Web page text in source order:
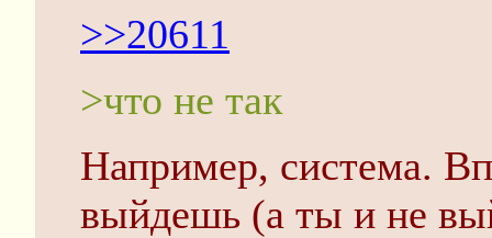
>>20611
>что не так
Например, система.
выйдешь (а ты и не